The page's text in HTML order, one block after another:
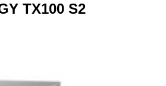
TX100 S2